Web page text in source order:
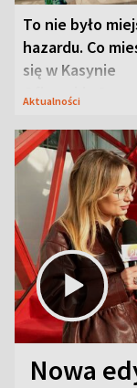
To nie było
hazardu. Co
się w Kasynie
Oficerskim?
Aktualności
Nowa